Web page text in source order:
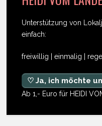
Unterstützung von
einfach:
freiwillig | einmalig |
♡ Ja, ich möchte
Ab 1,- Euro für HEIDI